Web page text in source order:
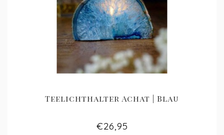
Teelichthalter Achat | Blau
€26,95